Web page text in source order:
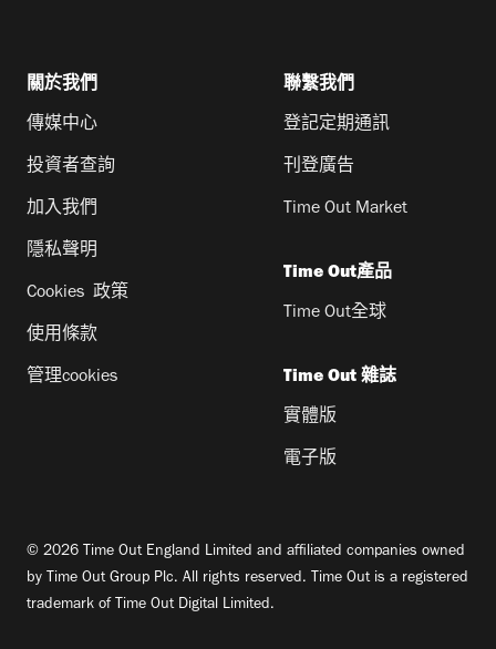
關於我們
傳媒中心
投資者查詢
加入我們
隱私聲明
Cookies 政策
使用條款
管理cookies
聯繫我們
登記定期通訊
刊登廣告
Time Out Market
Time Out產品
Time Out全球
Time Out 雜誌
實體版
電子版
© 2026 Time Out England Limited and affiliated companies owned
by Time Out Group Plc. All rights reserved. Time Out is a registered
trademark of Time Out Digital Limited.